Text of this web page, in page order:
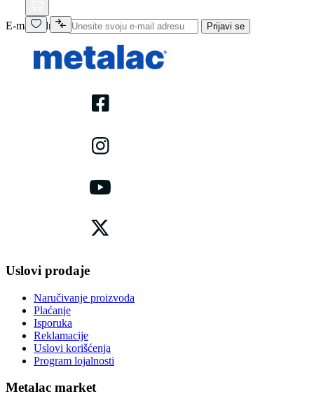
E-mail adresa Prijavi se
Uslovi prodaje
Naručivanje proizvoda
Plaćanje
Isporuka
Reklamacije
Uslovi korišćenja
Program lojalnosti
Metalac market